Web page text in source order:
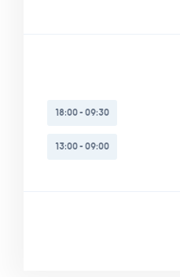
09:30 - 18:00
09:00 - 13:00